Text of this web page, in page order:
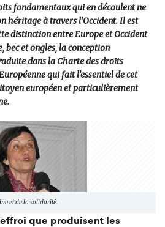
fondamentaux qui en découlent ne
héritage à travers l’Occident. Il est
distinction entre Europe et Occident
bec et ongles, la conception
dans la Charte des droits
qui fait l’essentiel de cet
européen et particulièrement
et de la solidarité.
que produisent les